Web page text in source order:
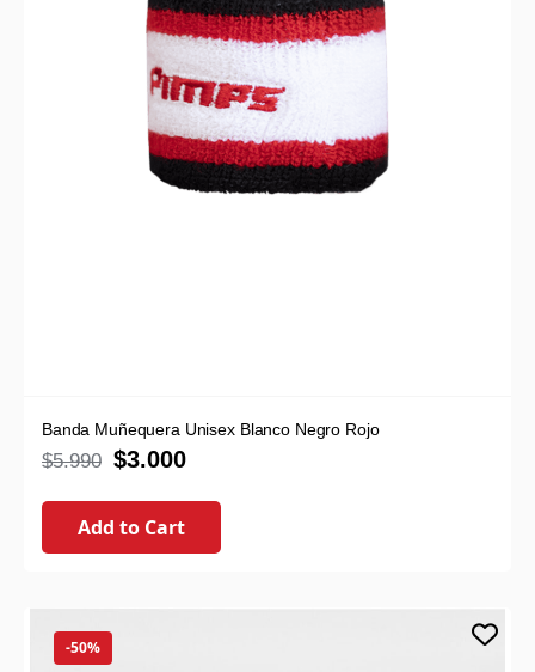
Banda Muñequera Unisex Blanco Negro Rojo
$5.990 $3.000
Add to Cart
-50%